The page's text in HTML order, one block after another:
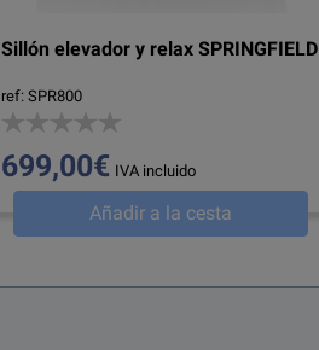
Sillón elevador y relax SPRINGFIELD
ref: SPR800
699,00€ IVA incluido
Añadir a la cesta